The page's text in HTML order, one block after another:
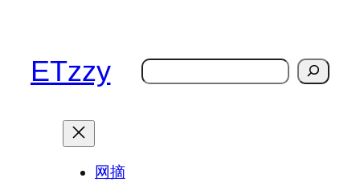
ETzzy
搜
网摘